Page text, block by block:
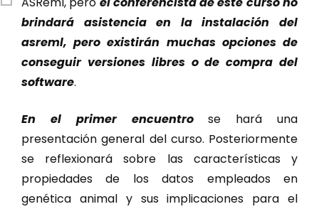
brindará asistencia en la instalación del
asreml, pero existirán muchas opciones de
conseguir versiones libres o de compra del
software.
En el primer encuentrose hará una
presentación general del curso. Posteriormente
se reflexionará sobre las características y
propiedades de los datos empleados en
genética animal y sus implicaciones para el